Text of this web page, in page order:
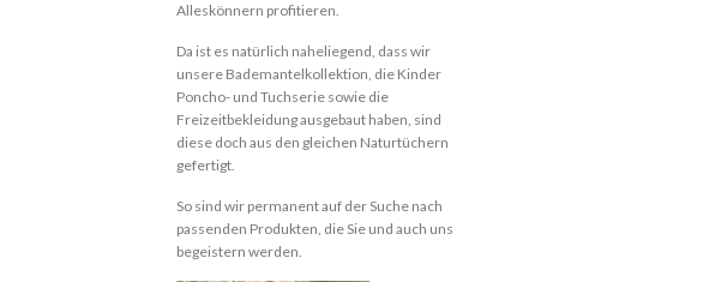
Alleskönnern profitieren.
Da ist es natürlich naheliegend, dass wir
unsere Bademantelkollektion, die Kinder
Poncho- und Tuchserie sowie die
Freizeitbekleidung ausgebaut haben, sind
diese doch aus den gleichen Naturtüchern
gefertigt.
So sind wir permanent auf der Suche nach
passenden Produkten, die Sie und auch uns
begeistern werden.